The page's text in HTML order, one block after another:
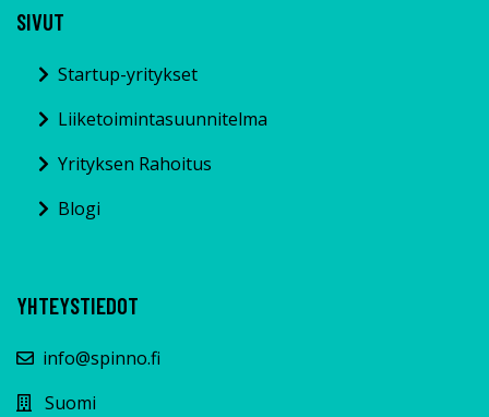
SIVUT
Startup-yritykset
Liiketoimintasuunnitelma
Yrityksen Rahoitus
Blogi
YHTEYSTIEDOT
info@spinno.fi
Suomi